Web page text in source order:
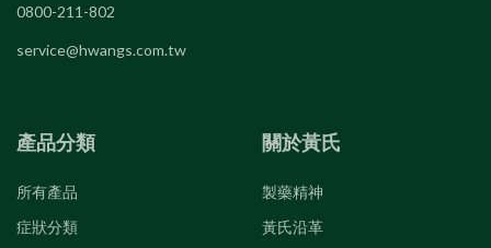
0800-211-802
service@hwangs.com.tw
產品分類
所有產品
症狀分類
關於黃氏
製藥精神
黃氏沿革